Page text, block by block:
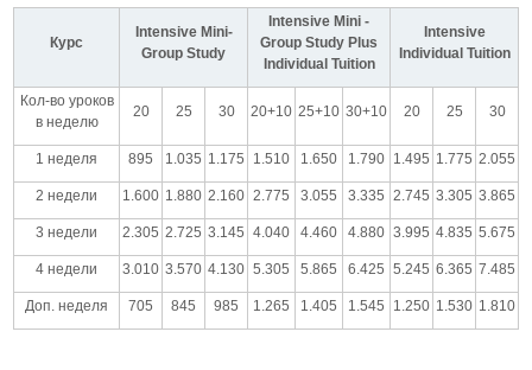
Курс
Intensive Mini-
Group Study
Intensive Mini -
Group Study Plus
Individual Tuition
Intensive
Individual Tuition
Кол-во уроков
в неделю
20 25 30 20+10 25+10 30+10 20 25 30
1 неделя 895 1.035 1.175 1.510 1.650 1.790 1.495 1.775 2.055
2 недели 1.600 1.880 2.160 2.775 3.055 3.335 2.745 3.305 3.865
3 недели 2.305 2.725 3.145 4.040 4.460 4.880 3.995 4.835 5.675
4 недели 3.010 3.570 4.130 5.305 5.865 6.425 5.245 6.365 7.485
Доп. неделя 705 845 985 1.265 1.405 1.545 1.250 1.530 1.810